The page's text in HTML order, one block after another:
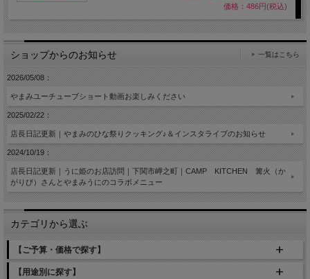
価格：486円(税込)
ショップからのお知らせ 一覧はこちら
2026/05/08：
やまみユーチューブショート動画お楽しみください
2025/02/22：
店長日記更新｜やまみのひな祭りクッキング♪＆インスタライブのお知らせ
2024/10/19：
店長日記更新｜うに姫のお店訪問｜下関市岬之町｜CAMP KITCHEN 篝火（か
がりび）さんとやまみうにのコラボメニュー
カテゴリから選ぶ
【ご予算・価格で探す】
【用途別に探す】